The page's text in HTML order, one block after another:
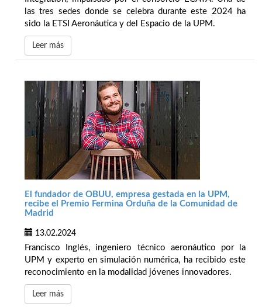
las tres sedes donde se celebra durante este 2024 ha
sido la ETSI Aeronáutica y del Espacio de la UPM.
Leer más
El fundador de OBUU, empresa gestada en la UPM,
recibe el Premio Fermina Orduña de la Comunidad de
Madrid
13.02.2024
Francisco Inglés, ingeniero técnico aeronáutico por la
UPM y experto en simulación numérica, ha recibido este
reconocimiento en la modalidad jóvenes innovadores.
Leer más